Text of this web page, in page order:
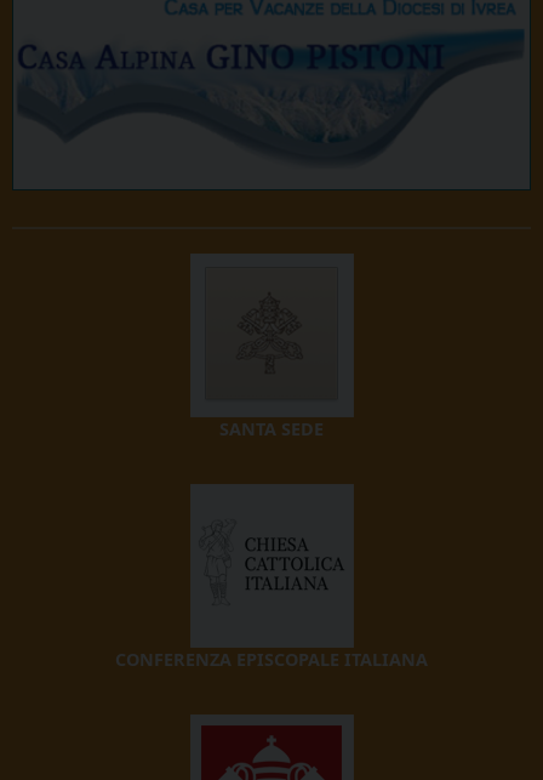
SANTA SEDE
CONFERENZA EPISCOPALE ITALIANA